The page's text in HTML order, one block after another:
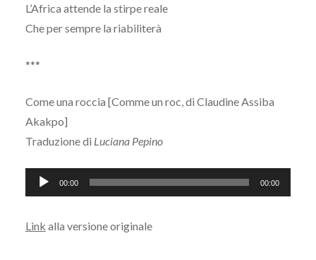
L’Africa attende la stirpe reale
Che per sempre la riabiliterà
***
Come una roccia [Comme un roc, di Claudine Assiba
Akakpo]
Traduzione di Luciana Pepino
Audio
Player
00:00 00:00
Link alla versione originale